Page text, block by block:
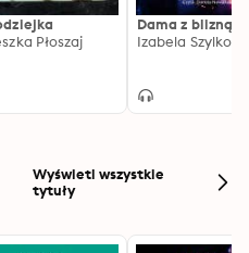
Płoszaj
Dama z blizną
Izabela Szylko
Wyświetl wszystkie
tytuły